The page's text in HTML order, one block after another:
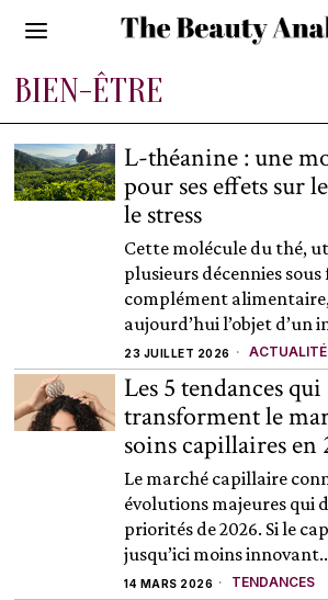
BIEN-ÊTRE
L-théanine : une
pour ses effets sur
le stress
Cette molécule du thé,
plusieurs décennies sous
complément
aujourd’hui l’objet d’un
23 JUILLET 2026
Les 5 tendances qui
transforment le
soins capillaires en
Le marché capillaire
évolutions majeures qui
priorités de 2026. Si le
jusqu’ici moins
14 MARS 2026 TENDANCES